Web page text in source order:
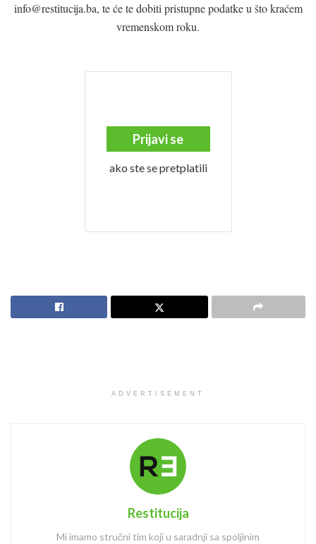
info@restitucija.ba, te će te dobiti pristupne podatke u što kraćem
vremenskom roku.
Prijavi se
ako ste se pretplatili
ADVERTISEMENT
Restitucija
Mi imamo stručni tim koji u saradnji sa spoljinim